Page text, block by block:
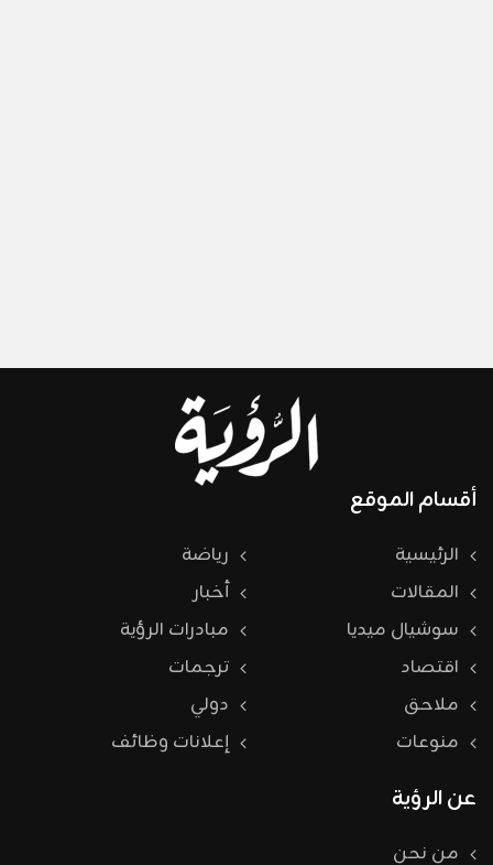
أقسام الموقع
الرئيسية
رياضة
المقالات
أخبار
سوشيال ميديا
مبادرات الرؤية
اقتصاد
ترجمات
ملاحق
دولي
منوعات
إعلانات وظائف
عن الرؤية
من نحن